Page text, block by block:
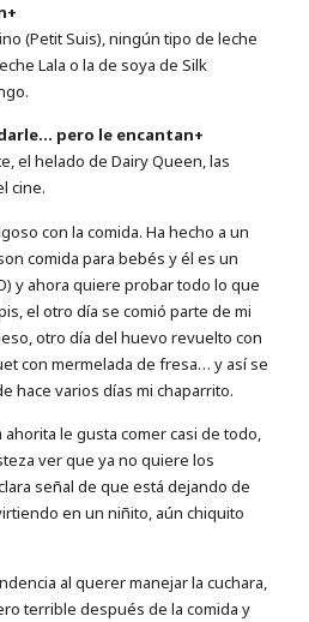
(Petit Suis), ningún tipo de leche
Lala o la de soya de Silk
pero le encantan+
el helado de Dairy Queen, las
cine.
con la comida. Ha hecho a un
comida para bebés y él es un
y ahora quiere probar todo lo que
el otro día se comió parte de mi
otro día del huevo revuelto con
con mermelada de fresa… y así se
hace varios días mi chaparrito.
le gusta comer casi de todo,
ver que ya no quiere los
señal de que está dejando de
en un niñito, aún chiquito
al querer manejar la cuchara,
terrible después de la comida y